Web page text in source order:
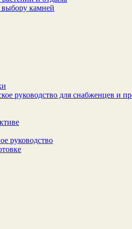
выбору камней
руководство для снабженцев и
руководство